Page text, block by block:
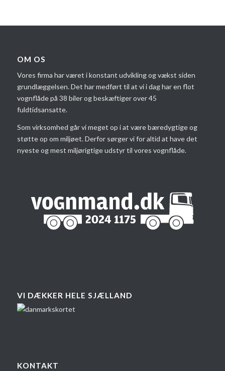
OM OS
Vores firma har været i konstant udvikling og vækst siden
grundlæggelsen. Det har medført til at vi i dag har en flot
vognflåde på 38 biler og beskæftiger over 45
fuldtidsansatte.
Som virksomhed går vi meget op i at være bæredygtige og
støtte op om miljøet. Derfor sørger vi for altid at have det
nyeste og mest miljørigtige udstyr til vores vognflåde.
VI DÆKKER HELE SJÆLLAND
KONTAKT